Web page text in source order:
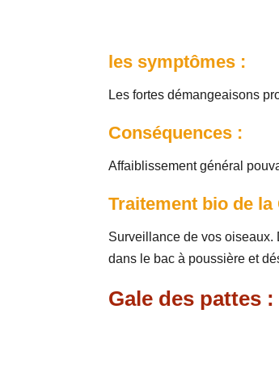
les symptômes :
Les fortes démangeaisons
Conséquences :
Affaiblissement général
Traitement bio de la
Surveillance de vos oiseaux.
dans le bac à poussière et
Gale des pattes